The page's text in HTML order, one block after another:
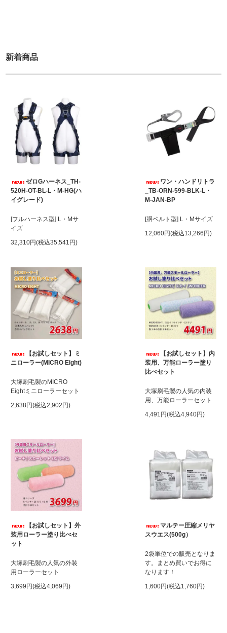
新着商品
ゼロGハーネス_TH-
520H-OT-BL-L・M-HG(ハ
イグレード)
[フルハーネス型] L・Mサ
イズ
32,310円(税込35,541円)
ワン・ハンドリトラ
_TB-ORN-599-BLK-L・
M-JAN-BP
[胴ベルト型] L・Mサイズ
12,060円(税込13,266円)
【お試しセット】ミ
ニローラー(MICRO Eight)
大塚刷毛製のMICRO
Eightミニローラーセット
2,638円(税込2,902円)
【お試しセット】内
装用、万能ローラー塗り
比べセット
大塚刷毛製の人気の内装
用、万能ローラーセット
4,491円(税込4,940円)
【お試しセット】外
装用ローラー塗り比べセ
ット
大塚刷毛製の人気の外装
用ローラーセット
3,699円(税込4,069円)
マルテー圧縮メリヤ
スウエス(500g）
2袋単位での販売となりま
す。まとめ買いでお得に
なります！
1,600円(税込1,760円)